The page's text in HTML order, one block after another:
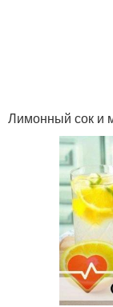
Лимонный сок и